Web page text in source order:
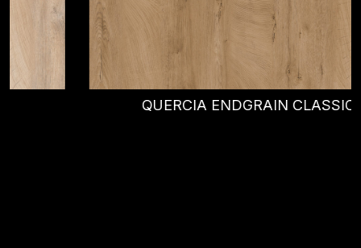
QUERCIA ENDGRAIN CLASSIC